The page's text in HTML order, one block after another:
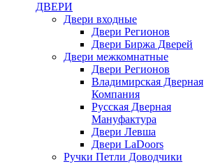
ДВЕРИ
Двери входные
Двери Регионов
Двери Биржа Дверей
Двери межкомнатные
Двери Регионов
Владимирская Дверная
Компания
Русская Дверная
Мануфактура
Двери Левша
Двери LaDoors
Ручки Петли Доводчики